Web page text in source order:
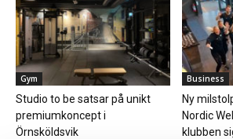
Gym
Studio to be satsar på unikt
premiumkoncept i
Örnsköldsvik
Business
Ny
Nordic
klubben